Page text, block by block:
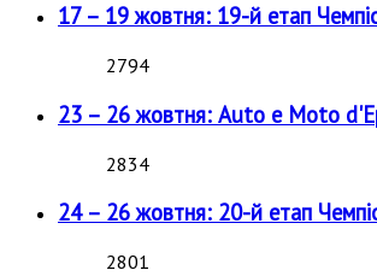
17 – 19 жовтня: 19-й етап
2794
23 – 26 жовтня: Auto e Moto
2834
24 – 26 жовтня: 20-й етап
2801